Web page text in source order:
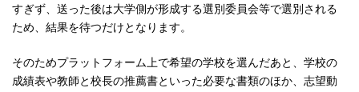
すぎず、送った後は大学側が形成する選別委員会等で選別される
ため、結果を待つだけとなります。
そのためプラットフォーム上で希望の学校を選んだあと、学校の
成績表や教師と校長の推薦書といった必要な書類のほか、志望動